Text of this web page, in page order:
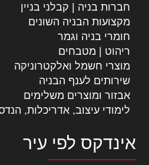
חברות בניה | קבלני בניין
מקצועות הבניה השונים
חומרי בניה וגמר
ריהוט | מטבחים
מוצרי חשמל ואלקטרוניקה
שירותים לענף הבניה
אבזור ומוצרים משלימים
לימודי עיצוב, אדריכלות,
אינדקס לפי עיר